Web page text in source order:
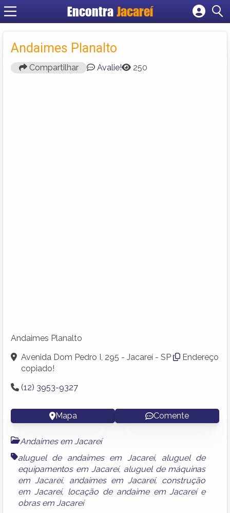
Encontra Jacareí
Cadastrar empresa
Criar conta
Andaimes Planalto
Compartilhar Avalie! 250
Andaimes Planalto
Avenida Dom Pedro I, 295 - Jacareí - SP
Endereço
copiado!
(12) 3953-9327
Mapa Comente
Andaimes em Jacareí
aluguel de andaimes em Jacareí, aluguel de
equipamentos em Jacareí, aluguel de máquinas
em Jacareí, andaimes em Jacareí, construção
em Jacareí, locação de andaime em Jacareíe
obras em Jacareí